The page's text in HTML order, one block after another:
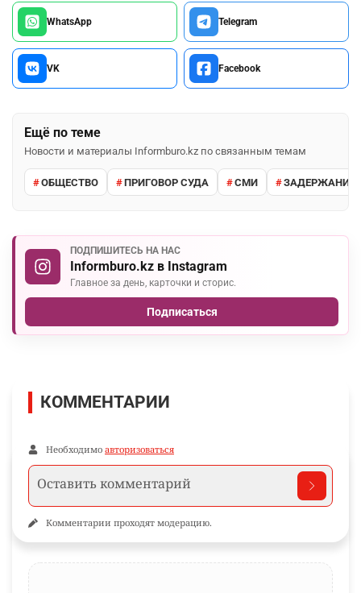
WhatsApp Telegram
VK Facebook
Ещё по теме
Новости и материалы Informburo.kz по связанным темам
ОБЩЕСТВО ПРИГОВОР СУДА СМИ ЗАДЕРЖАНИЕ
ПОДПИШИТЕСЬ НА НАС
Informburo.kz в Instagram
Главное за день, карточки и сторис.
Подписаться
КОММЕНТАРИИ
Необходимо авторизоваться
Комментарии проходят модерацию.